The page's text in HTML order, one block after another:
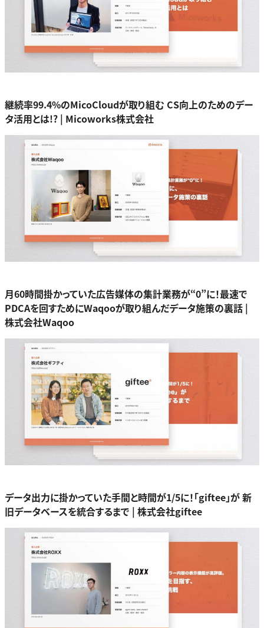
継続率99.4%のMicoCloudが取り組む CS向上のためのデー
タ活用とは!? | Micoworks株式会社
月60時間掛かっていた広告媒体の集計業務が“0”に！最速で
PDCAを回すためにWaqooが取り組んだデータ施策の裏話 |
株式会社Waqoo
データ出力に掛かっていた手間と時間が1/5に！「giftee」が 新
旧データベースを統合するまで | 株式会社giftee